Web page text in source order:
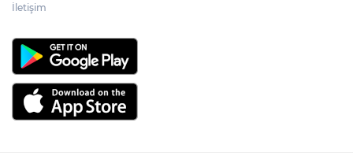
İletişim